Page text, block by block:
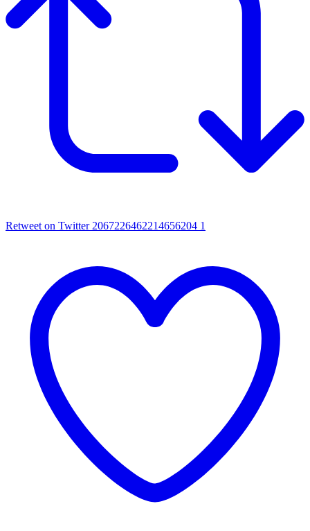
Retweet on Twitter 2067226462214656204 1